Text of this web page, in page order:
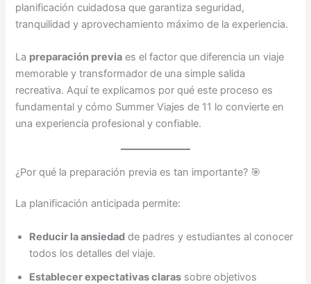
planificación cuidadosa que garantiza seguridad,
tranquilidad y aprovechamiento máximo de la experiencia.
La preparación previa es el factor que diferencia un viaje
memorable y transformador de una simple salida
recreativa. Aquí te explicamos por qué este proceso es
fundamental y cómo Summer Viajes de 11 lo convierte en
una experiencia profesional y confiable.
¿Por qué la preparación previa es tan importante? 🎯
La planificación anticipada permite:
Reducir la ansiedad de padres y estudiantes al conocer
todos los detalles del viaje.
Establecer expectativas claras sobre objetivos